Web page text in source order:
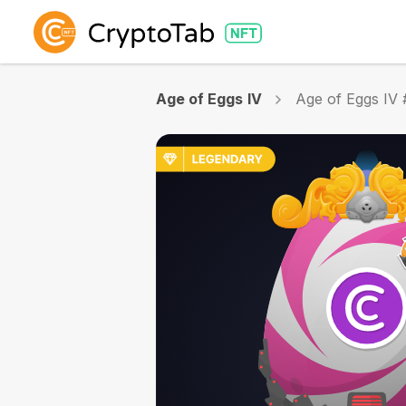
Age of Eggs IV Age of Eggs IV